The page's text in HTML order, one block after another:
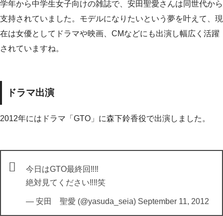
学年から中学生女子向けの雑誌で、安田聖愛さんは同世代から
支持されていました。モデルになりたいという夢を叶えて、現
在は女優としてドラマや映画、CMなどにも出演し幅広く活躍
されていますね。
ドラマ出演
2012年にはドラマ「GTO」に森下鈴香役で出演しました。
今日はGTO最終回‼‼
絶対見てください‼‼笑
— 安田 聖愛 (@yasuda_seia) September 11, 2012